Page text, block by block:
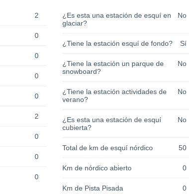
2
0
0
0
0
2
0
0
0
¿Es esta una estación de esquí en
glaciar?
No
¿Tiene la estación esquí de fondo? Sí
¿Tiene la estación un parque de
snowboard?
No
¿Tiene la estación actividades de
verano?
No
¿Es esta una estación de esquí
cubierta?
No
Total de km de esquí nórdico 50
Km de nórdico abierto 0
Km de Pista Pisada 0